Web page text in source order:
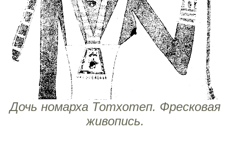
Дочь номарха Тотхотеп. Фресковая
живопись.